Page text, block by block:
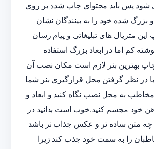
پس باید محتوای چاپ شده بر روی
بزرگ شده خود را به بینندگان نشان
این متریال های تبلیغاتی و پیام رسان
کم اما در ابعاد بزرگ استفاده
چاپ بهترین بنر لازم است مکان نصب آن
در نظر گرفتن محل قرارگیری بنر شما
به محل نصب نگاه کنید و ابعاد و
خود مجسم کنید.خوب است بدانید در
چه متن ساده تر و عکس جذاب تر باشد
را به سمت خود جذب کند زیرا